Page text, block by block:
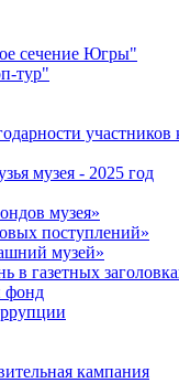
сечение Югры"
тур"
участников
музея - 2025 год
музея»
поступлений»
музей»
в газетных
фонд
кампания